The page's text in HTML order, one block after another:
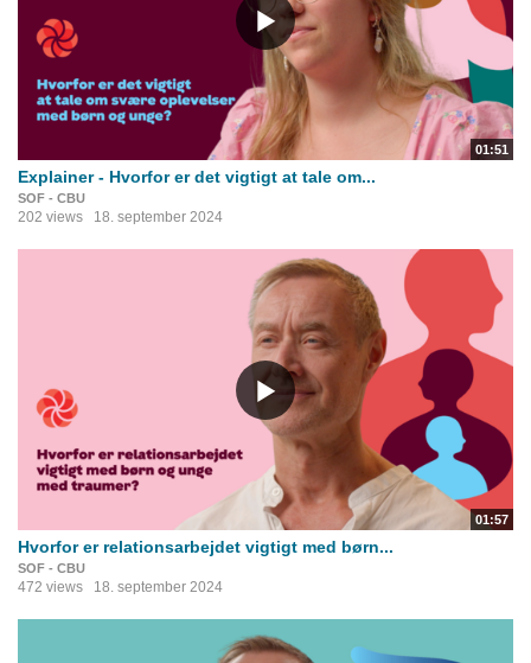
01:51
Explainer - Hvorfor er det vigtigt at tale om...
SOF - CBU
202 views 18. september 2024
01:57
Hvorfor er relationsarbejdet vigtigt med børn...
SOF - CBU
472 views 18. september 2024